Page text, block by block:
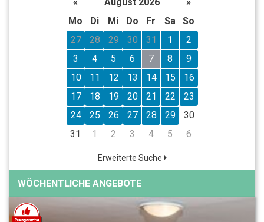
Mo
Di Mi Do Fr Sa
So
27
28 29 30 31 1
2
3
4 5 6 7 8
9
10
11 12 13 14 15
16
17
18 19 20 21 22
23
24
25 26 27 28 29
30
31
1 2 3 4 5 6
Erweiterte Suche
WÖCHENTLICHE ANGEBOTE